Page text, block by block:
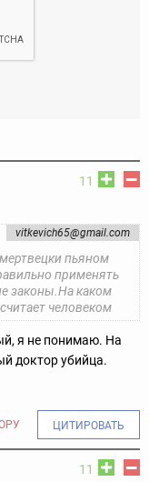
11
vitkevich65@gmail.com
пьяном
применять
законы.На каком
человеком
я не понимаю. На
доктор убийца.
ЦИТИРОВАТЬ
11